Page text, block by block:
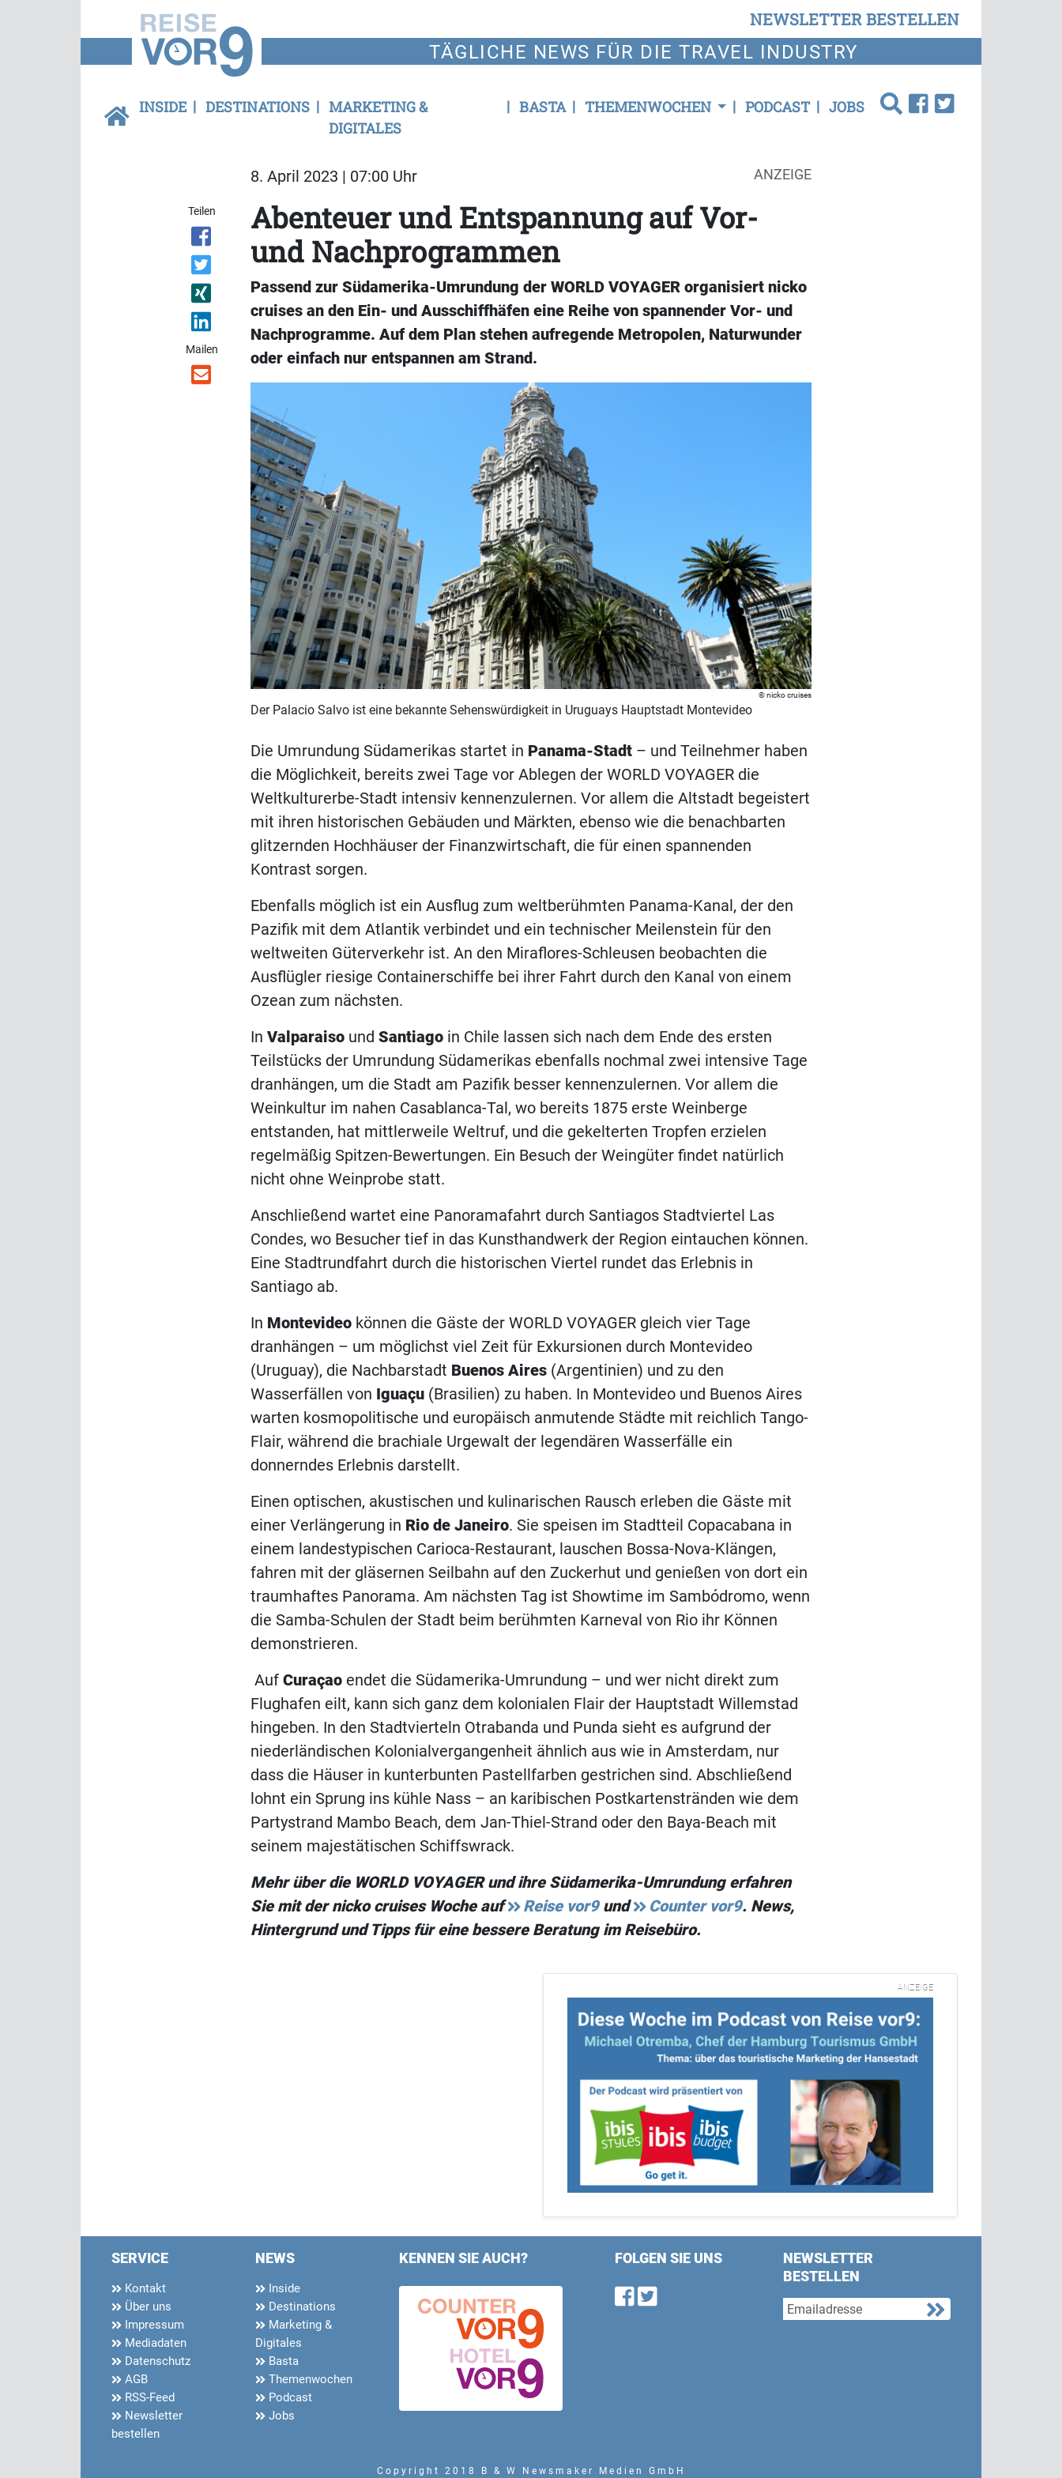
NEWSLETTER BESTELLEN
TÄGLICHE NEWS FÜR DIE TRAVEL INDUSTRY
INSIDE DESTINATIONS
MARKETING &
DIGITALES
BASTA THEMENWOCHEN PODCAST JOBS
8. April 2023 | 07:00 Uhr ANZEIGE
Teilen
Mailen
Abenteuer und Entspannung auf Vor-
und Nachprogrammen
Passend zur Südamerika-Umrundung der WORLD VOYAGER organisiert nicko
cruises an den Ein- und Ausschiffhäfen eine Reihe von spannender Vor- und
Nachprogramme. Auf dem Plan stehen aufregende Metropolen, Naturwunder
oder einfach nur entspannen am Strand.
nicko cruises
Der Palacio Salvo ist eine bekannte Sehenswürdigkeit in Uruguays Hauptstadt Montevideo
Die Umrundung Südamerikas startet in Panama-Stadt – und Teilnehmer haben
die Möglichkeit, bereits zwei Tage vor Ablegen der WORLD VOYAGER die
Weltkulturerbe-Stadt intensiv kennenzulernen. Vor allem die Altstadt begeistert
mit ihren historischen Gebäuden und Märkten, ebenso wie die benachbarten
glitzernden Hochhäuser der Finanzwirtschaft, die für einen spannenden
Kontrast sorgen.
Ebenfalls möglich ist ein Ausflug zum weltberühmten Panama-Kanal, der den
Pazifik mit dem Atlantik verbindet und ein technischer Meilenstein für den
weltweiten Güterverkehr ist. An den Miraflores-Schleusen beobachten die
Ausflügler riesige Containerschiffe bei ihrer Fahrt durch den Kanal von einem
Ozean zum nächsten.
In Valparaiso und Santiago in Chile lassen sich nach dem Ende des ersten
Teilstücks der Umrundung Südamerikas ebenfalls nochmal zwei intensive Tage
dranhängen, um die Stadt am Pazifik besser kennenzulernen. Vor allem die
Weinkultur im nahen Casablanca-Tal, wo bereits 1875 erste Weinberge
entstanden, hat mittlerweile Weltruf, und die gekelterten Tropfen erzielen
regelmäßig Spitzen-Bewertungen. Ein Besuch der Weingüter findet natürlich
nicht ohne Weinprobe statt.
Anschließend wartet eine Panoramafahrt durch Santiagos Stadtviertel Las
Condes, wo Besucher tief in das Kunsthandwerk der Region eintauchen können.
Eine Stadtrundfahrt durch die historischen Viertel rundet das Erlebnis in
Santiago ab.
In Montevideo können die Gäste der WORLD VOYAGER gleich vier Tage
dranhängen – um möglichst viel Zeit für Exkursionen durch Montevideo
(Uruguay), die Nachbarstadt Buenos Aires (Argentinien) und zu den
Wasserfällen von Iguaçu (Brasilien) zu haben. In Montevideo und Buenos Aires
warten kosmopolitische und europäisch anmutende Städte mit reichlich Tango-
Flair, während die brachiale Urgewalt der legendären Wasserfälle ein
donnerndes Erlebnis darstellt.
Einen optischen, akustischen und kulinarischen Rausch erleben die Gäste mit
einer Verlängerung in Rio de Janeiro. Sie speisen im Stadtteil Copacabana in
einem landestypischen Carioca-Restaurant, lauschen Bossa-Nova-Klängen,
fahren mit der gläsernen Seilbahn auf den Zuckerhut und genießen von dort ein
traumhaftes Panorama. Am nächsten Tag ist Showtime im Sambódromo, wenn
die Samba-Schulen der Stadt beim berühmten Karneval von Rio ihr Können
demonstrieren.
Auf Curaçao endet die Südamerika-Umrundung – und wer nicht direkt zum
Flughafen eilt, kann sich ganz dem kolonialen Flair der Hauptstadt Willemstad
hingeben. In den Stadtvierteln Otrabanda und Punda sieht es aufgrund der
niederländischen Kolonialvergangenheit ähnlich aus wie in Amsterdam, nur
dass die Häuser in kunterbunten Pastellfarben gestrichen sind. Abschließend
lohnt ein Sprung ins kühle Nass – an karibischen Postkartenstränden wie dem
Partystrand Mambo Beach, dem Jan-Thiel-Strand oder den Baya-Beach mit
seinem majestätischen Schiffswrack.
Mehr über die WORLD VOYAGER und ihre Südamerika-Umrundung erfahren
Sie mit der nicko cruises Woche auf
Reise vor9und Counter vor9. News,
Hintergrund und Tipps für eine bessere Beratung im Reisebüro.
ANZEIGE
SERVICE
Kontakt
Über uns
Impressum
Mediadaten
Datenschutz
AGB
RSS-Feed
Newsletter
bestellen
NEWS
Inside
Destinations
Marketing &
Digitales
Basta
Themenwochen
Podcast
Jobs
KENNEN SIE AUCH? FOLGEN SIE UNS
Find us on Facebook
Follow us on Twitter
NEWSLETTER
BESTELLEN
Copyright 2018 B & W Newsmaker Medien GmbH